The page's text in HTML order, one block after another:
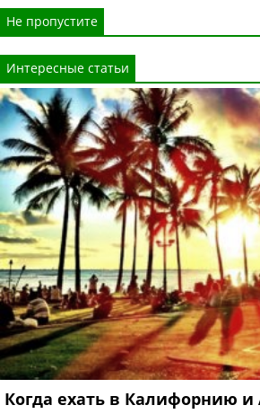
Не пропустите
Интересные статьи
Когда ехать в Калифорнию и